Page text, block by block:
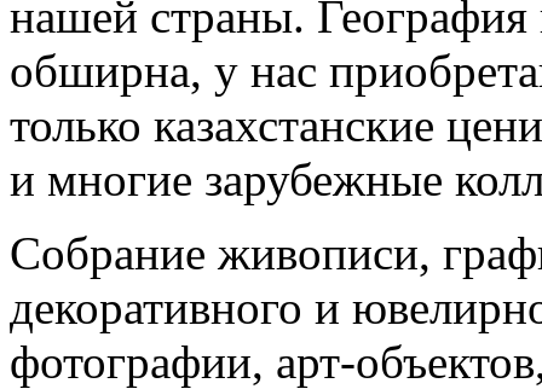
нашей страны.
обширна, у нас
только казахстанские
и многие зарубежные
Собрание живописи,
декоративного и
фотографии, арт-